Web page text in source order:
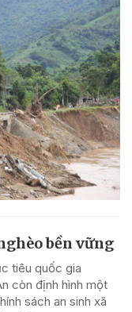
bền vững
tiêu quốc gia
còn định hình một
sách an sinh xã